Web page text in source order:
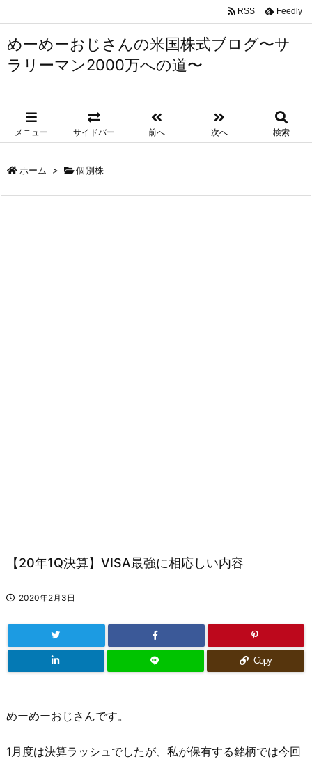
めーめーおじさんの米国株式ブログ〜サ
ラリーマン2000万への道〜
メニュー サイドバー 前へ 次へ 検索
RSS Feedly
ホーム > 個別株
【20年1Q決算】VISA最強に相応しい内容
2020年2月3日
Copy
めーめーおじさんです。
1月度は決算ラッシュでしたが、私が保有する銘柄では今回